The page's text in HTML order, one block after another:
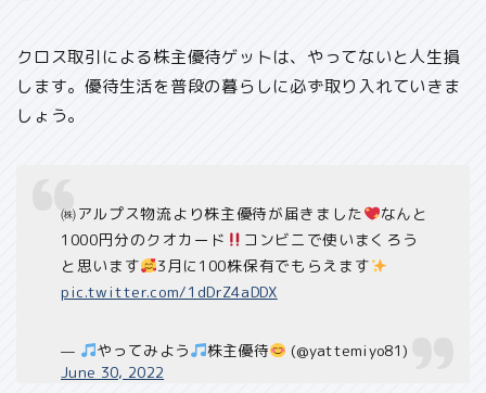
クロス取引による株主優待ゲットは、やってないと人生損
します。優待生活を普段の暮らしに必ず取り入れていきま
しょう。
㈱アルプス物流より株主優待が届きました
なんと
1000円分のクオカード
コンビニで使いまくろう
と思います
3月に100株保有でもらえます
pic.twitter.com/1dDrZ4aDDX
— やってみよう 株主優待
(@yattemiyo81)
June 30, 2022